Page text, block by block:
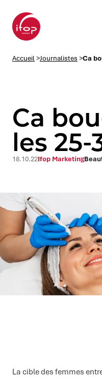
submenu
submenu
Accueil>Journalistes >Ca
Ca
les 25-
18.10.22Ifop Marketing
La cible des femmes